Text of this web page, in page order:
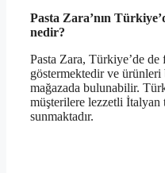
Pasta Zara’nın
nedir?
Pasta Zara, Türkiye’de de
göstermektedir ve
mağazada bulunabilir.
müşterilere lezzetli İtalyan
sunmaktadır.